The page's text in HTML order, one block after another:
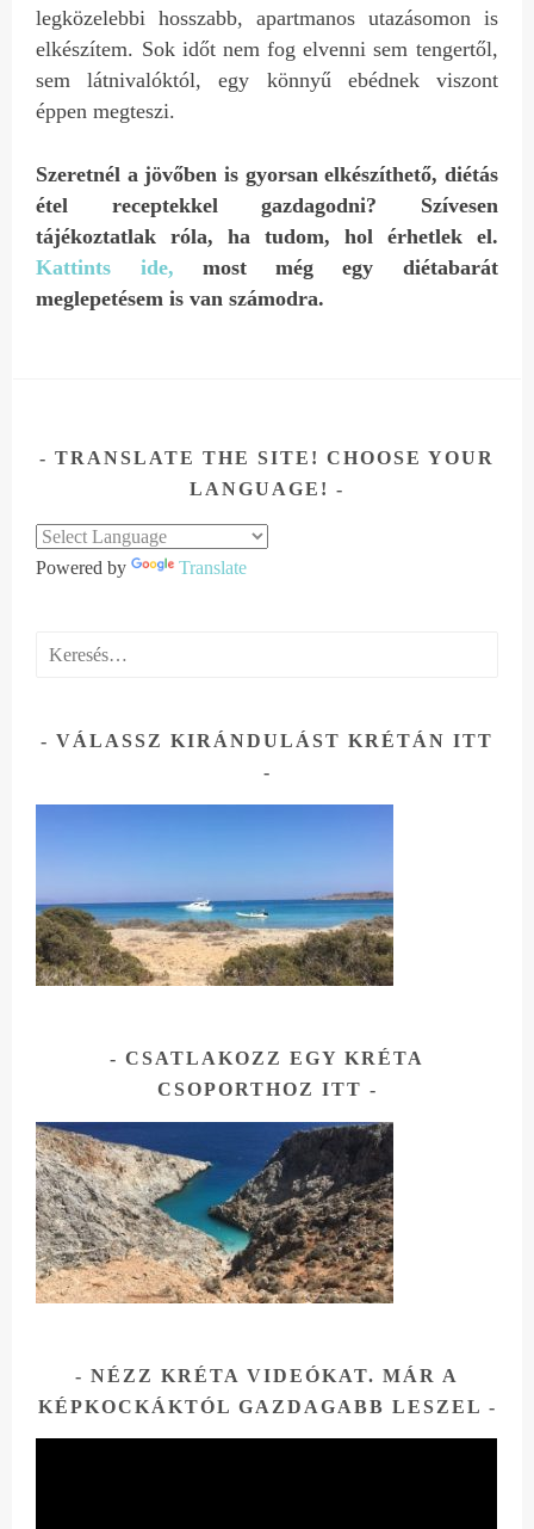
legközelebbi hosszabb, apartmanos utazásomon is
elkészítem. Sok időt nem fog elvenni sem tengertől,
sem látnivalóktól, egy könnyű ebédnek viszont
éppen megteszi.
Szeretnél a jövőben is gyorsan elkészíthető, diétás
étel receptekkel gazdagodni? Szívesen
tájékoztatlak róla, ha tudom, hol érhetlek el.
Kattints ide, most még egy diétabarát
meglepetésem is van számodra.
TRANSLATE THE SITE! CHOOSE YOUR
LANGUAGE!
Powered by Translate
Keresés:
VÁLASSZ KIRÁNDULÁST KRÉTÁN ITT
CSATLAKOZZ EGY KRÉTA
CSOPORTHOZ ITT
NÉZZ KRÉTA VIDEÓKAT. MÁR A
KÉPKOCKÁKTÓL GAZDAGABB LESZEL